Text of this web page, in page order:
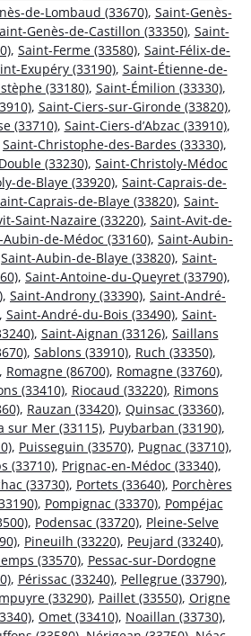
de-Lombaud (33670), Saint-Genès-
Genès-de-Castillon (33350), Saint-
, Saint-Ferme (33580), Saint-Félix-de-
Exupéry (33190), Saint-Étienne-de-
(33180), Saint-Émilion (33330),
, Saint-Ciers-sur-Gironde (33820),
(33710), Saint-Ciers-d’Abzac (33910),
Saint-Christophe-des-Bardes (33330),
(33230), Saint-Christoly-Médoc
de-Blaye (33920), Saint-Caprais-de-
Caprais-de-Blaye (33820), Saint-
Saint-Nazaire (33220), Saint-Avit-de-
Aubin-de-Médoc (33160), Saint-Aubin-
Saint-Aubin-de-Blaye (33820), Saint-
, Saint-Antoine-du-Queyret (33790),
, Saint-Androny (33390), Saint-André-
Saint-André-du-Bois (33490), Saint-
, Saint-Aignan (33126), Saillans
, Sablons (33910), Ruch (33350),
, Romagne (86700), Romagne (33760),
(33410), Riocaud (33220), Rimons
, Rauzan (33420), Quinsac (33360),
sur Mer (33115), Puybarban (33190),
, Puisseguin (33570), Pugnac (33710),
(33710), Prignac-en-Médoc (33340),
(33730), Portets (33640), Porchères
, Pompignac (33370), Pompéjac
, Podensac (33720), Pleine-Selve
, Pineuilh (33220), Peujard (33240),
(33570), Pessac-sur-Dordogne
, Périssac (33240), Pellegrue (33790),
(33290), Paillet (33550), Origne
, Omet (33410), Noaillan (33730),